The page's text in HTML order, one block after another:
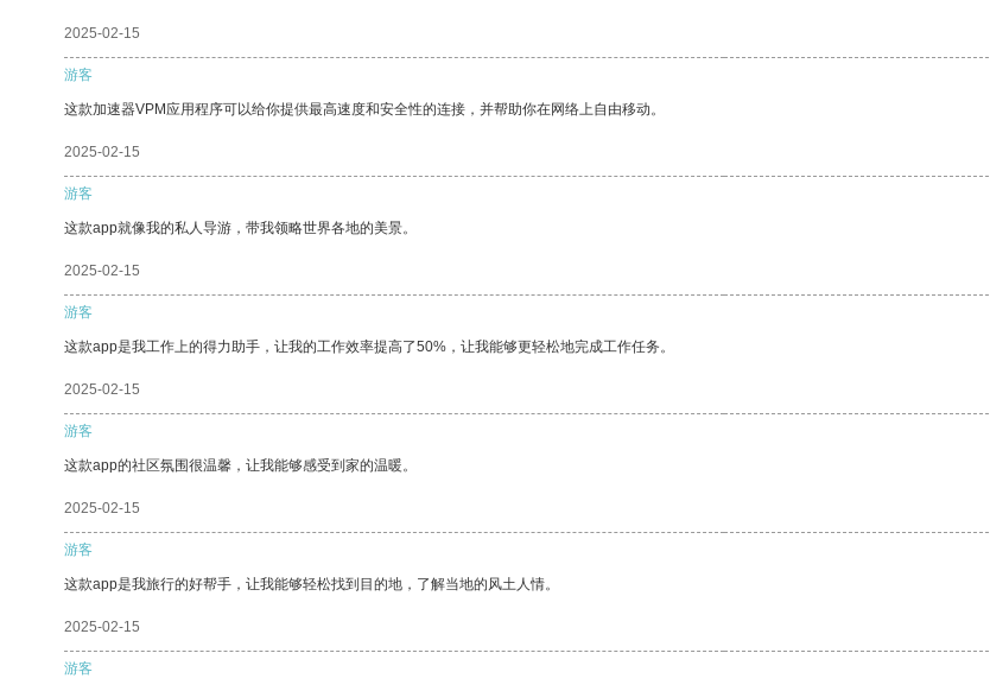
2025-02-15
游客
这款加速器VPM应用程序可以给你提供最高速度和安全性的连接，并帮助你在网络上自由移动。
2025-02-15
游客
这款app就像我的私人导游，带我领略世界各地的美景。
2025-02-15
游客
这款app是我工作上的得力助手，让我的工作效率提高了50%，让我能够更轻松地完成工作任务。
2025-02-15
游客
这款app的社区氛围很温馨，让我能够感受到家的温暖。
2025-02-15
游客
这款app是我旅行的好帮手，让我能够轻松找到目的地，了解当地的风土人情。
2025-02-15
游客